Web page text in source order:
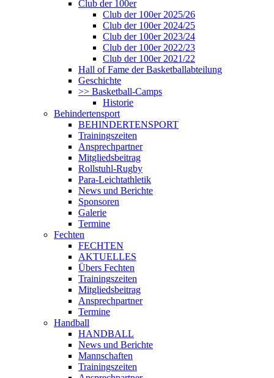
Club der 100er
Club der 100er 2025/26
Club der 100er 2024/25
Club der 100er 2023/24
Club der 100er 2022/23
Club der 100er 2021/22
Hall of Fame der Basketballabteilung
Geschichte
>> Basketball-Camps
Historie
Behindertensport
BEHINDERTENSPORT
Trainingszeiten
Ansprechpartner
Mitgliedsbeitrag
Rollstuhl-Rugby
Para-Leichtathletik
News und Berichte
Sponsoren
Galerie
Termine
Fechten
FECHTEN
AKTUELLES
Übers Fechten
Trainingszeiten
Mitgliedsbeitrag
Ansprechpartner
Termine
Handball
HANDBALL
News und Berichte
Mannschaften
Trainingszeiten